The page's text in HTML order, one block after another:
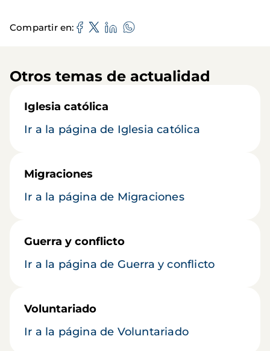
Compartir en
Otros temas de actualidad
Iglesia católica
Ir a la página de Iglesia católica
Migraciones
Ir a la página de Migraciones
Guerra y conflicto
Ir a la página de Guerra y conflicto
Voluntariado
Ir a la página de Voluntariado